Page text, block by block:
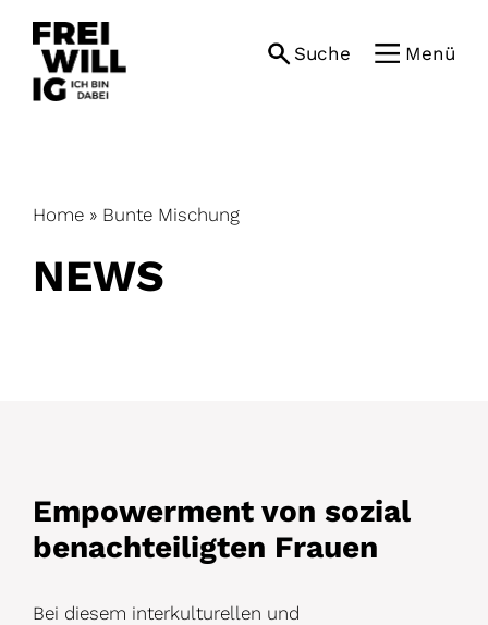
content
Suche Menü
Home » Bunte Mischung
NEWS
Empowerment von sozial
benachteiligten Frauen
Bei diesem interkulturellen und